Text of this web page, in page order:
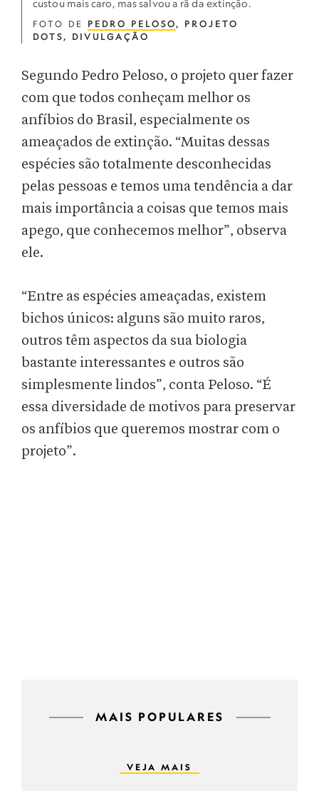
custou mais caro, mas salvou a rã da extinção.
FOTO DE PEDRO PELOSO, PROJETO
DOTS, DIVULGAÇÃO
Segundo Pedro Peloso, o projeto quer fazer
com que todos conheçam melhor os
anfíbios do Brasil, especialmente os
ameaçados de extinção. “Muitas dessas
espécies são totalmente desconhecidas
pelas pessoas e temos uma tendência a dar
mais importância a coisas que temos mais
apego, que conhecemos melhor”, observa
ele.
“Entre as espécies ameaçadas, existem
bichos únicos: alguns são muito raros,
outros têm aspectos da sua biologia
bastante interessantes e outros são
simplesmente lindos”, conta Peloso. “É
essa diversidade de motivos para preservar
os anfíbios que queremos mostrar com o
projeto”.
MAIS POPULARES
VEJA MAIS